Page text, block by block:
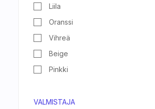
Liila
Oranssi
Vihreä
Beige
Pinkki
VALMISTAJA